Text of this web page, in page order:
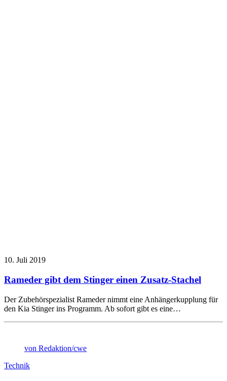
10. Juli 2019
Rameder gibt dem Stinger einen Zusatz-Stachel
Der Zubehörspezialist Rameder nimmt eine Anhängerkupplung für
den Kia Stinger ins Programm. Ab sofort gibt es eine…
von Redaktion/cwe
Technik